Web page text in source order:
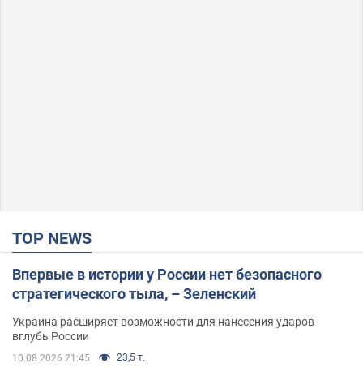
TOP NEWS
Впервые в истории у России нет безопасного
стратегического тыла, – Зеленский
Украина расширяет возможности для нанесения ударов
вглубь России
10.08.2026 21:45 23,5 т.